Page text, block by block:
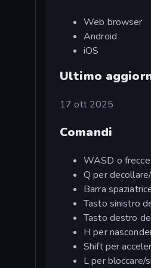
Web browser
Android
iOS
Ultimo
17 ott 2025
Comandi
WASD o
Q per
Barra
Tasto sinistro
Tasto destro
H per
Shift per
L per bloccare/